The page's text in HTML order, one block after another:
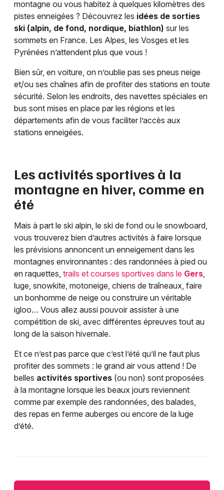
montagne ou vous habitez à quelques kilomètres des
pistes enneigées ? Découvrez les idées de sorties
ski (alpin, de fond, nordique, biathlon) sur les
sommets en France. Les Alpes, les Vosges et les
Pyrénées n’attendent plus que vous !
Bien sûr, en voiture, on n’oublie pas ses pneus neige
et/ou ses chaînes afin de profiter des stations en toute
sécurité. Selon les endroits, des navettes spéciales en
bus sont mises en place par les régions et les
départements afin de vous faciliter l’accès aux
stations enneigées.
Les activités sportives à la
montagne en hiver, comme en
été
Mais à part le ski alpin, le ski de fond ou le snowboard,
vous trouverez bien d’autres activités à faire lorsque
les prévisions annoncent un enneigement dans les
montagnes environnantes : des randonnées à pied ou
en raquettes, trails et courses sportives dans le Gers,
luge, snowkite, motoneige, chiens de traîneaux, faire
un bonhomme de neige ou construire un véritable
igloo… Vous allez aussi pouvoir assister à une
compétition de ski, avec différentes épreuves tout au
long de la saison hivernale.
Et ce n’est pas parce que c’est l’été qu’il ne faut plus
profiter des sommets : le grand air vous attend ! De
belles activités sportives (ou non) sont proposées
à la montagne lorsque les beaux jours reviennent
comme par exemple des randonnées, des balades,
des repas en ferme auberges ou encore de la luge
d’été.